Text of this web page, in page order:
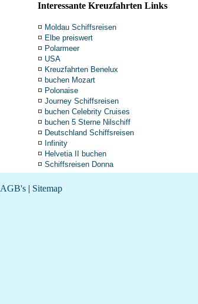
Interessante Kreuzfahrten Links
¤ Moldau Schiffsreisen
¤ Elbe preiswert
¤ Polarmeer
¤ USA
¤ Kreuzfahrten Benelux
¤ buchen Mozart
¤ Polonaise
¤ Journey Schiffsreisen
¤ buchen Celebrity Cruises
¤ buchen 5 Sterne Nilschiff
¤ Deutschland Schiffsreisen
¤ Infinity
¤ Helvetia II buchen
¤ Schiffsreisen Donna
AGB's| Sitemap